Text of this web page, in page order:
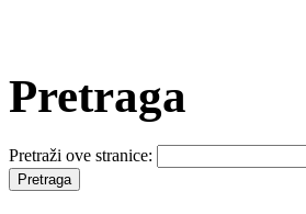
Pretraga
Pretraži ove stranice: